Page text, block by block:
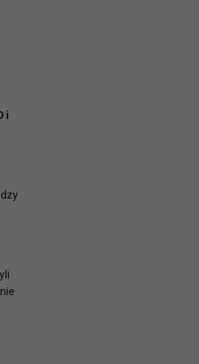
i
je na nasze zlecenie,
do uzyskania danych na podstawie
w oparciu o stosowną podstawę
zbierane są przez naszych
ich przetwarzania. Możesz
przepisami, podstawie prawnej.
ich do Twoich zainteresowań,
umów o ich świadczenie
korzystasz). Taką podstawą
interes administratora.
się na podstawie Twojej dobrowolnej